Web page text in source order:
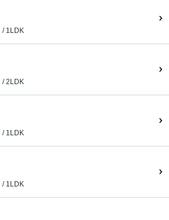
/ 1LDK
/ 2LDK
/ 1LDK
/ 1LDK